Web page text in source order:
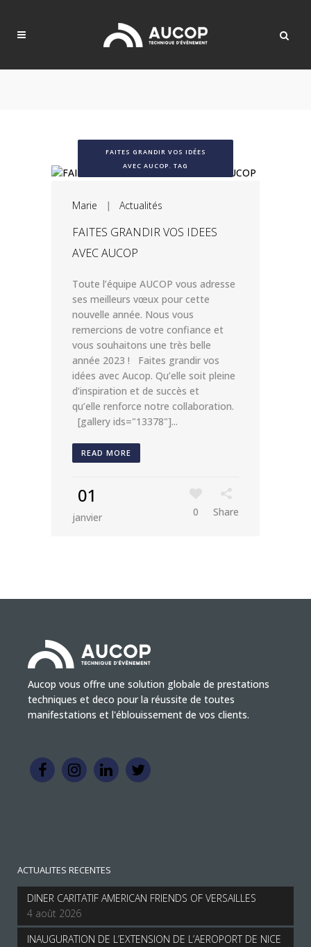
FAITES GRANDIR VOS IDÉES
AVEC AUCOP. TAG
Marie | Actualités
FAITES GRANDIR VOS IDEES
AVEC AUCOP
Toute l’équipe AUCOP vous adresse
ses meilleurs vœux pour cette
nouvelle année. Nous vous
remercions de votre confiance et
vous souhaitons une très belle
année 2023 ! Faites grandir vos
idées avec Aucop. Qu’elle soit pleine
d’inspiration et de succès et
qu’elle renforce notre collaboration.
[gallery ids="13378"]...
READ MORE
01
janvier 0 Share
Aucop vous offre une solution globale de prestations
techniques et deco pour la réussite de toutes
manifestations et l'éblouissement de vos clients.
ACTUALITES RECENTES
DINER CARITATIF AMERICAN FRIENDS OF VERSAILLES
4 août 2026
INAUGURATION DE L’EXTENSION DE L’AEROPORT DE NICE